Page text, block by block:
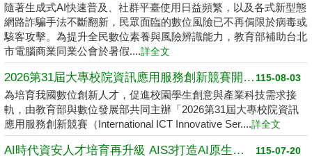
隨著生成式AI快速普及、社群平臺使用日益頻繁，以及各式新型態
網路詐騙手法不斷翻新，民眾面臨的數位風險已不再侷限於病毒或
駭客攻擊。為提升全民數位素養與風險辨識能力，教育部補助台北
市電腦商業同業公會於暑假....詳全文
115-08-03
2026第31屆大專校院資訊應用服務創新競賽開跑了 請高中職以上學生踴躍報名
為培育我國數位創新人才，促進校園學生創意與產業科技需求接
軌，由教育部與數位發展部共同主辦「2026第31屆大專校院資訊
應用服務創新競賽（International ICT Innovative Ser....詳全文
115-07-20
AI時代資安人才培育再升級 AIS3打造AI原生資安學習環境